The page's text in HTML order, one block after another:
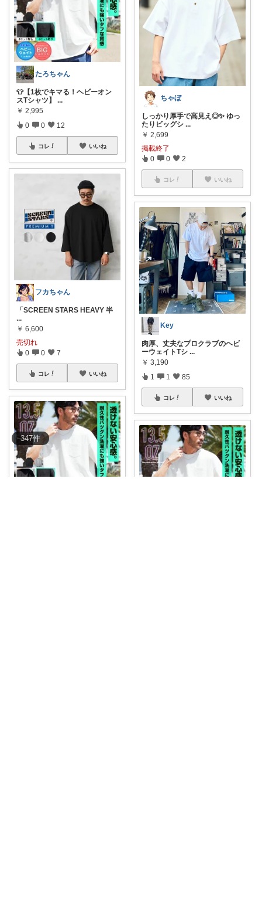
347件
たろちゃん
👕【1枚でキマる！ヘビーオン
スTシャツ】 ...
￥ 2,995
0 0 12
コレ いいね
フカちゃん
「SCREEN STARS HEAVY 半
...
￥ 6,600
売切れ
0 0 7
コレ いいね
ちゃぼ
しっかり厚手で高見え◎✨ ゆっ
たりビッグシ ...
￥ 2,699
掲載終了
0 0 2
コレ いいね
Key
肉厚、丈夫なプロクラブのヘビ
ーウェイトTシ ...
￥ 3,190
1 1 85
コレ いいね